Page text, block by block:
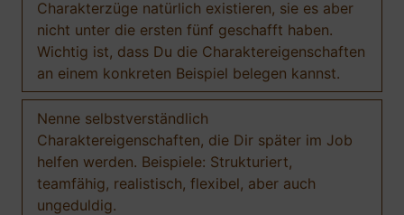
Charakterzüge natürlich existieren, sie es aber
nicht unter die ersten fünf geschafft haben.
Wichtig ist, dass Du die Charaktereigenschaften
an einem konkreten Beispiel belegen kannst.
Nenne selbstverständlich
Charaktereigenschaften, die Dir später im Job
helfen werden. Beispiele: Strukturiert,
teamfähig, realistisch, flexibel, aber auch
ungeduldig.